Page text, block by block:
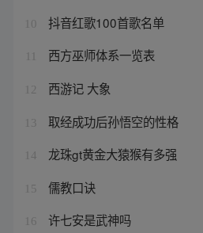
10 抖音红歌100首歌名单
西方巫师体系一览表
12 西游记 大象
13 取经成功后孙悟空的性格
14 龙珠gt黄金大猿猴有多强
15 儒教口诀
16 许七安是武神吗